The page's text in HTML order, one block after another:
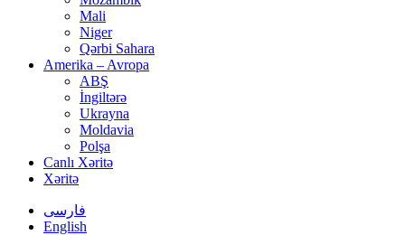
Mali
Niger
Qərbi Sahara
Amerika – Avropa
ABŞ
İngiltərə
Ukrayna
Moldavia
Polşa
Canlı Xəritə
Xəritə
فارسی
English